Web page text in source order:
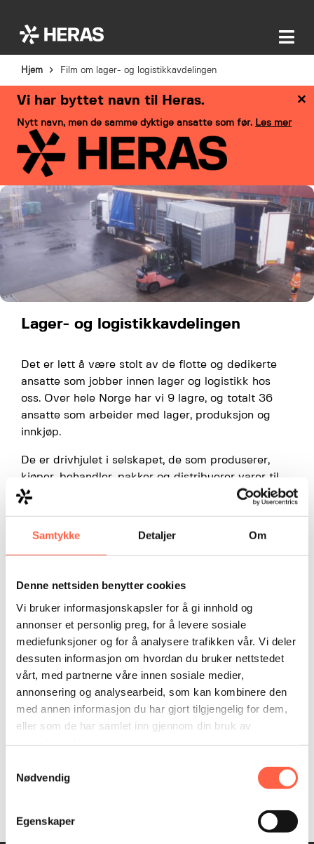
Samtykke Detaljer Om
Denne nettsiden benytter cookies
Vi bruker informasjonskapsler for å gi innhold og
annonser et personlig preg, for å levere sosiale
mediefunksjoner og for å analysere trafikken vår. Vi deler
dessuten informasjon om hvordan du bruker nettstedet
vårt, med partnerne våre innen sosiale medier,
annonsering og analysearbeid, som kan kombinere den
med annen informasjon du har gjort tilgjengelig for dem,
eller som de har samlet inn gjennom din bruk av
Nødvendig
Egenskaper
Hjem Film om lager- og logistikkavdelingen
×
Vi har byttet navn til Heras.
Nytt navn, men de samme dyktige ansatte som før. Les mer
Lager- og logistikkavdelingen
Det er lett å være stolt av de flotte og dedikerte
ansatte som jobber innen lager og logistikk hos
oss. Over hele Norge har vi 9 lagre, og totalt 36
ansatte som arbeider med lager, produksjon og
innkjøp.
De er drivhjulet i selskapet, de som produserer,
kjøper, behandler, pakker og distribuerer varer til
våre kunder og prosjekter. Takk for innsatsen som
Ta en titt på filmen, og se litt av den jobben som